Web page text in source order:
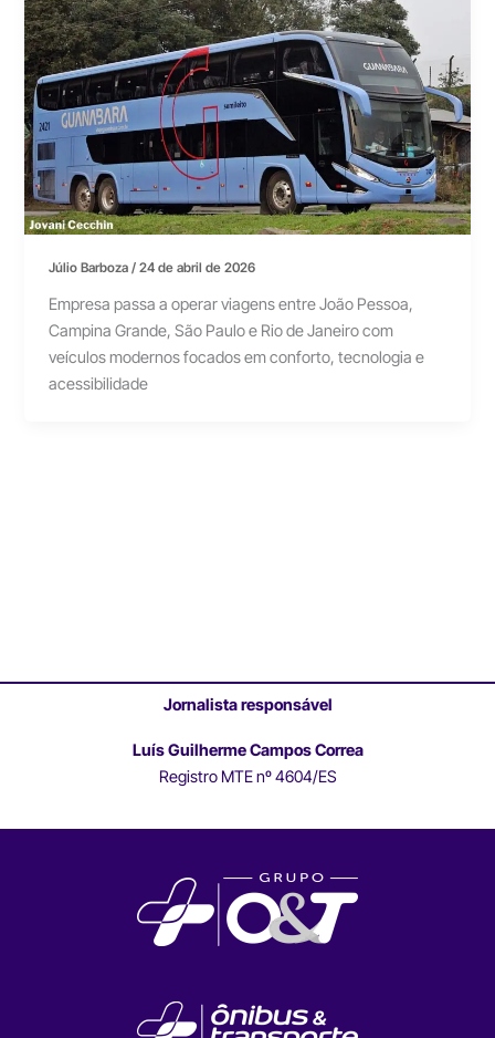
Júlio Barboza/24 de abril de 2026
Empresa passa a operar viagens entre João Pessoa,
Campina Grande, São Paulo e Rio de Janeiro com
veículos modernos focados em conforto, tecnologia e
acessibilidade
Jornalista responsável
Luís Guilherme Campos Correa
Registro MTE nº 4604/ES